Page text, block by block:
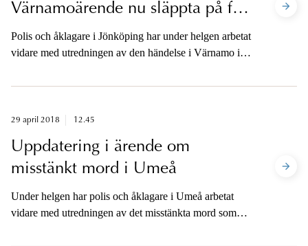
Värnamoärende nu släppta på fri
fot
Polis och åklagare i Jönköping har under helgen arbetat
vidare med utredningen av den händelse i Värnamo i
fick föras till sjukhus med framför allt skottskador och
29 april 2018 12.45
Uppdatering i ärende om
misstänkt mord i Umeå
Under helgen har polis och åklagare i Umeå arbetat
vidare med utredningen av det misstänkta mord som